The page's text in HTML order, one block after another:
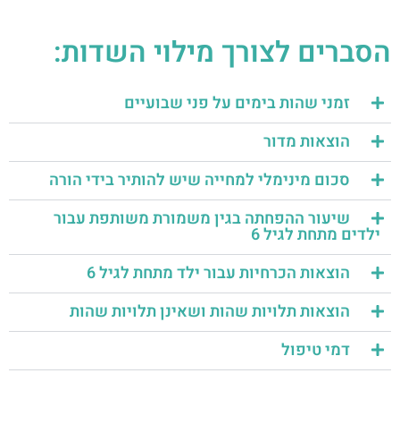
הסברים לצורך מילוי השדות:
זמני שהות בימים על פני שבועיים
הוצאות מדור
סכום מינימלי למחייה שיש להותיר בידי הורה
שיעור ההפחתה בגין משמורת משותפת עבור
ילדים מתחת לגיל 6
הוצאות הכרחיות עבור ילד מתחת לגיל 6
הוצאות תלויות שהות ושאינן תלויות שהות
דמי טיפול